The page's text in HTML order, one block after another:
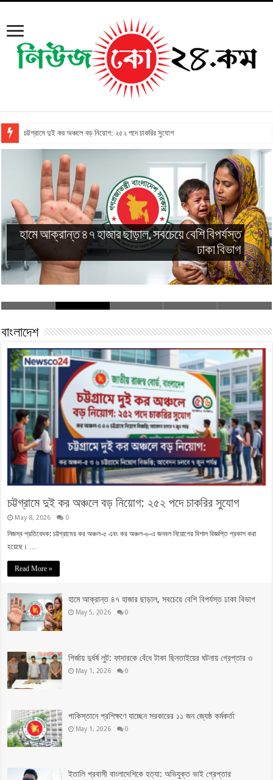
চট্টগ্রামে দুই কর অঞ্চলে বড় নিয়োগ: ২৫২ পদে চাকরির সুযোগ
গির্জায় দুর্ধর্ষ লুট: ফাদারকে বেঁধে টাকা ছিনতাইয়ের
ঘটনায় গ্রেপ্তার ৩
বাংলাদেশ
চট্টগ্রামে দুই কর অঞ্চলে বড় নিয়োগ: ২৫২ পদে চাকরির সুযোগ
May 8, 2026 0
নিজস্ব প্রতিবেদক: চট্টগ্রামের কর অঞ্চল-৫ এবং কর অঞ্চল-৬-এ জনবল নিয়োগের বিশাল বিজ্ঞপ্তি প্রকাশ করা
হয়েছে। …
Read More »
হামে আক্রান্ত ৪৭ হাজার ছাড়াল, সবচেয়ে বেশি বিপর্যস্ত ঢাকা বিভাগ
May 5, 2026 0
গির্জায় দুর্ধর্ষ লুট: ফাদারকে বেঁধে টাকা ছিনতাইয়ের ঘটনায় গ্রেপ্তার ৩
May 1, 2026 0
পাকিস্তানে প্রশিক্ষণে যাচ্ছেন সরকারের ১১ জন জ্যেষ্ঠ কর্মকর্তা
May 1, 2026 0
ইতালি প্রবাসী বাংলাদেশিকে হত্যা: অভিযুক্ত ভাই গ্রেপ্তার